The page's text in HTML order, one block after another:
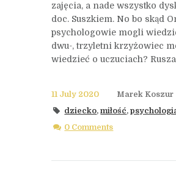
zajęcia, a nade wszystko
doc. Suszkiem. No bo skąd
psychologowie mogli
dwu-, trzyletni krzyżowiec
wiedzieć o uczuciach? Rusza
11 July 2020
Marek Koszur
dziecko,miłość,
0 Comments